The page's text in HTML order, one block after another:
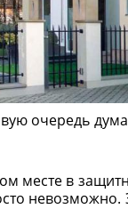
очередь
месте в
невозможно.